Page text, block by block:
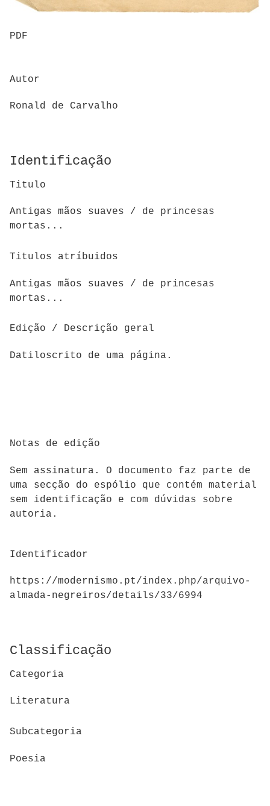
PDF
Autor
Ronald de Carvalho
Identificação
Titulo
Antigas mãos suaves / de princesas
mortas...
Titulos atríbuidos
Antigas mãos suaves / de princesas
mortas...
Edição / Descrição geral
Datiloscrito de uma página.
Notas de edição
Sem assinatura. O documento faz parte de
uma secção do espólio que contém material
sem identificação e com dúvidas sobre
autoria.
Identificador
https://modernismo.pt/index.php/arquivo-
almada-negreiros/details/33/6994
Classificação
Categoria
Literatura
Subcategoria
Poesia